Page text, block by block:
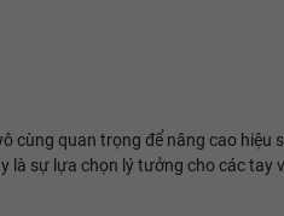
quan trọng để nâng cao
sự lựa chọn lý tưởng cho các